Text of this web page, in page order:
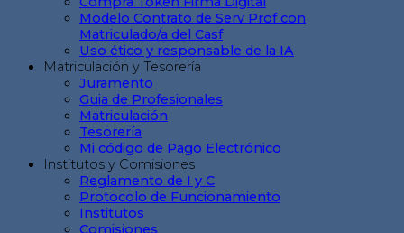
Modelo Contrato de Serv Prof con
Matriculado/a del Casf
Uso ético y responsable de la IA
Matriculación y Tesorería
Juramento
Guia de Profesionales
Matriculación
Tesorería
Mi código de Pago Electrónico
Institutos y Comisiones
Reglamento de I y C
Protocolo de Funcionamiento
Institutos
Comisiones